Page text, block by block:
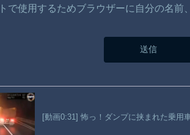
で使用するためブラウザーに自分の名
[動画0:31] 怖っ！ダンプに挟まれた乗用